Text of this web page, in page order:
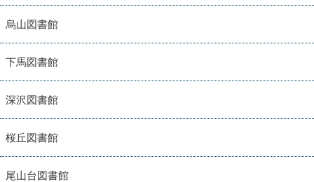
烏山図書館
下馬図書館
深沢図書館
桜丘図書館
尾山台図書館